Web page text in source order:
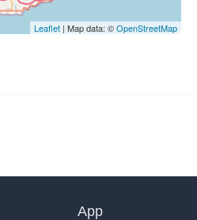
Leaflet | Map data: ©OpenStreetMap
App